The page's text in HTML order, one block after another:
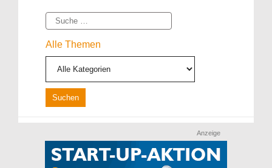
Suche
Alle Themen
Anzeige